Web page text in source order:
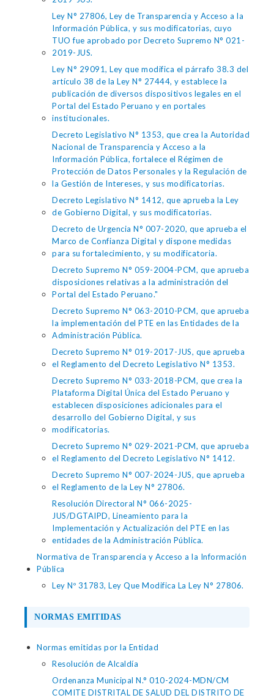
Ley N° 27806, Ley de Transparencia y Acceso a la
Información Pública, y sus modificatorias, cuyo
TUO fue aprobado por Decreto Supremo N° 021-
2019-JUS.
Ley N° 29091, Ley que modifica el párrafo 38.3 del
artículo 38 de la Ley N° 27444, y establece la
publicación de diversos dispositivos legales en el
Portal del Estado Peruano y en portales
institucionales.
Decreto Legislativo N° 1353, que crea la Autoridad
Nacional de Transparencia y Acceso a la
Información Pública, fortalece el Régimen de
Protección de Datos Personales y la Regulación de
la Gestión de Intereses, y sus modificatorias.
Decreto Legislativo N° 1412, que aprueba la Ley
de Gobierno Digital, y sus modificatorias.
Decreto de Urgencia N° 007-2020, que aprueba el
Marco de Confianza Digital y dispone medidas
para su fortalecimiento, y su modificatoria.
Decreto Supremo N° 059-2004-PCM, que aprueba
disposiciones relativas a la administración del
Portal del Estado Peruano."
Decreto Supremo N° 063-2010-PCM, que aprueba
la implementación del PTE en las Entidades de la
Administración Pública.
Decreto Supremo N° 019-2017-JUS, que aprueba
el Reglamento del Decreto Legislativo N° 1353.
Decreto Supremo N° 033-2018-PCM, que crea la
Plataforma Digital Única del Estado Peruano y
establecen disposiciones adicionales para el
desarrollo del Gobierno Digital, y sus
modificatorias.
Decreto Supremo N° 029-2021-PCM, que aprueba
el Reglamento del Decreto Legislativo N° 1412.
Decreto Supremo N° 007-2024-JUS, que aprueba
el Reglamento de la Ley N° 27806.
Resolución Directoral N° 066-2025-
JUS/DGTAIPD, Lineamiento para la
Implementación y Actualización del PTE en las
entidades de la Administración Pública.
Normativa de Transparencia y Acceso a la Información
Pública
Ley Nº 31783, Ley Que Modifica La Ley N° 27806.
NORMAS EMITIDAS
Normas emitidas por la Entidad
Resolución de Alcaldía
Ordenanza Municipal N.° 010-2024-MDN/CM
COMITE DISTRITAL DE SALUD DEL DISTRITO DE